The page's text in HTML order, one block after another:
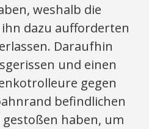
weshalb die
dazu aufforderten
Daraufhin
und einen
gegen
befindlichen
haben, um